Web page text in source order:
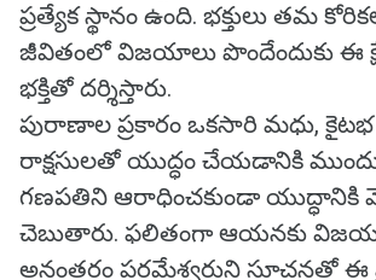
ప్రత్యేక స్థానం ఉంది. భక్తులు తమ
జీవితంలో విజయాలు పొందేందుకు ఈ
భక్తితో దర్శిస్తారు.
పురాణాల ప్రకారం ఒకసారి మధు,
రాక్షసులతో యుద్ధం చేయడానికి
గణపతిని ఆరాధించకుండా యుద్ధానికి
చెబుతారు. ఫలితంగా ఆయనకు
అనంతరం పరమేశ్వరుని సూచనతో ఈ